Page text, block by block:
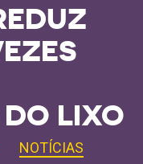
LIXO
NOTÍCIAS